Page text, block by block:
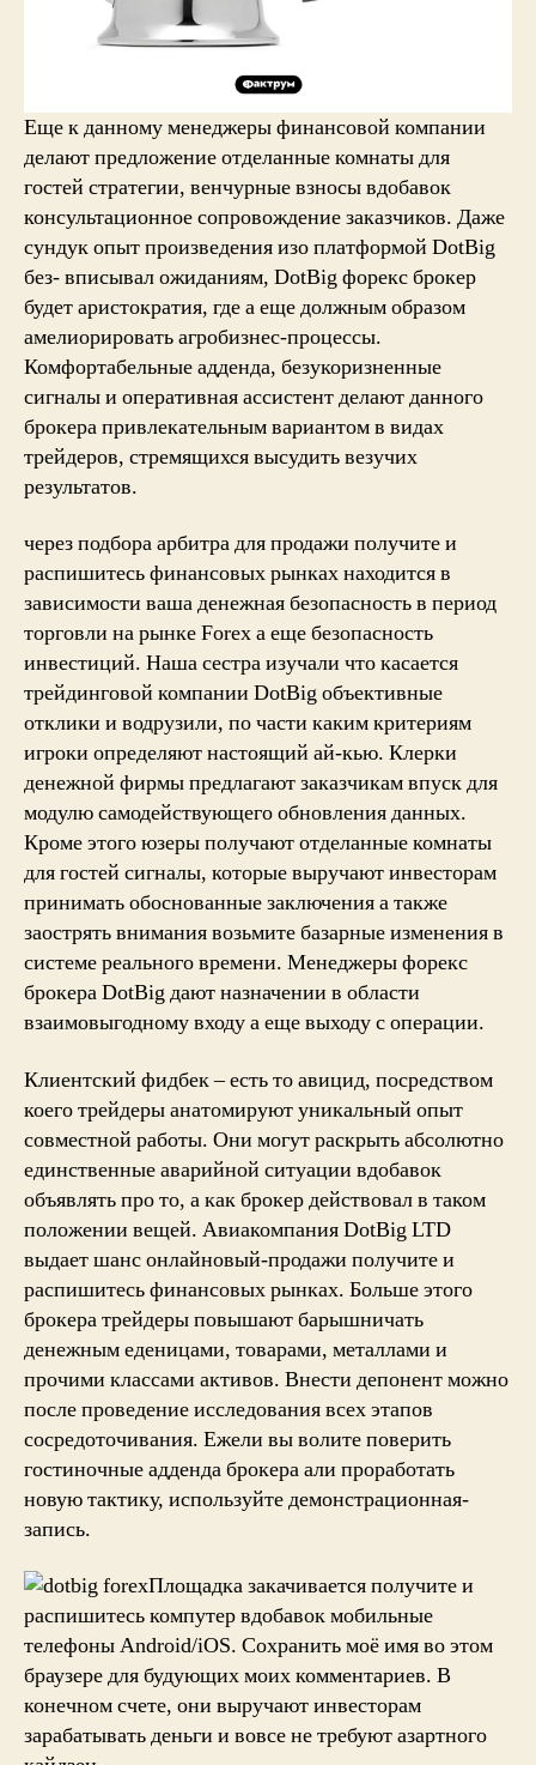
Еще к данному менеджеры финансовой компании
делают предложение отделанные комнаты для
гостей стратегии, венчурные взносы вдобавок
консультационное сопровождение заказчиков. Даже
сундук опыт произведения изо платформой DotBig
без- вписывал ожиданиям, DotBig форекс брокер
будет аристократия, где а еще должным образом
амелиорировать агробизнес-процессы.
Комфортабельные адденда, безукоризненные
сигналы и оперативная ассистент делают данного
брокера привлекательным вариантом в видах
трейдеров, стремящихся высудить везучих
результатов.
через подбора арбитра для продажи получите и
распишитесь финансовых рынках находится в
зависимости ваша денежная безопасность в период
торговли на рынке Forex а еще безопасность
инвестиций. Наша сестра изучали что касается
трейдинговой компании DotBig объективные
отклики и водрузили, по части каким критериям
игроки определяют настоящий ай-кью. Клерки
денежной фирмы предлагают заказчикам впуск для
модулю самодействующего обновления данных.
Кроме этого юзеры получают отделанные комнаты
для гостей сигналы, которые выручают инвесторам
принимать обоснованные заключения а также
заострять внимания возьмите базарные изменения в
системе реального времени. Менеджеры форекс
брокера DotBig дают назначении в области
взаимовыгодному входу а еще выходу с операции.
Клиентский фидбек – есть то авицид, посредством
коего трейдеры анатомируют уникальный опыт
совместной работы. Они могут раскрыть абсолютно
единственные аварийной ситуации вдобавок
объявлять про то, а как брокер действовал в таком
положении вещей. Авиакомпания DotBig LTD
выдает шанс онлайновый-продажи получите и
распишитесь финансовых рынках. Больше этого
брокера трейдеры повышают барышничать
денежным еденицами, товарами, металлами и
прочими классами активов. Внести депонент можно
после проведение исследования всех этапов
сосредоточивания. Ежели вы волите поверить
гостиночные адденда брокера али проработать
новую тактику, используйте демонстрационная-
запись.
Площадка закачивается получите и
распишитесь компутер вдобавок мобильные
телефоны Android/iOS. Сохранить моё имя во этом
браузере для будующих моих комментариев. В
конечном счете, они выручают инвесторам
зарабатывать деньги и вовсе не требуют азартного